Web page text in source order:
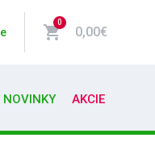
shopping_cart
0
0,00€
NOVINKY AKCIE